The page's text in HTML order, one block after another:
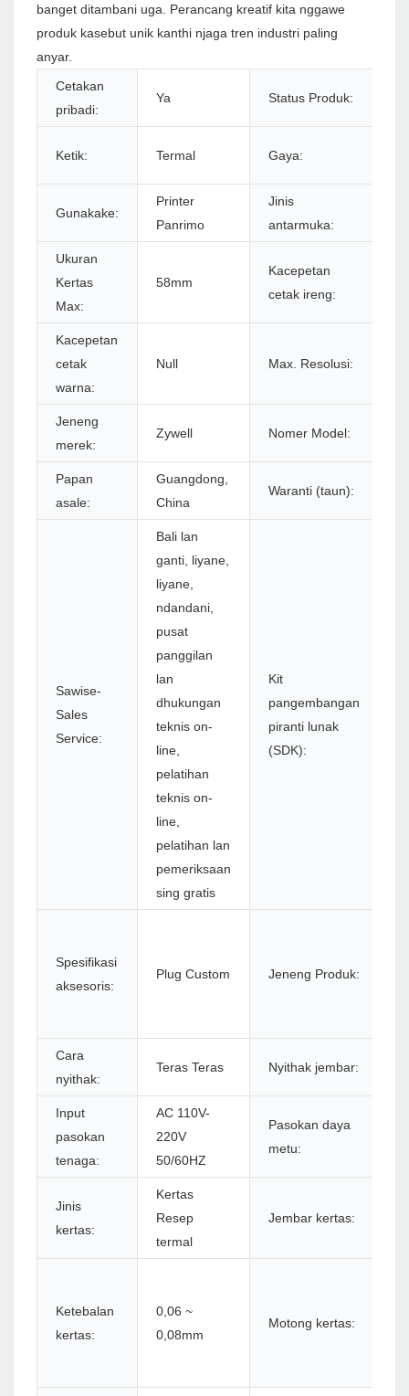
banget ditambani uga. Perancang kreatif kita nggawe
produk kasebut unik kanthi njaga tren industri paling
anyar.
Cetakan
pribadi:
Ya Status Produk:
Ketik: Termal Gaya:
Gunakake:
Printer
Panrimo
Jinis
antarmuka:
Ukuran
Kertas
Max:
58mm
Kacepetan
cetak ireng:
Kacepetan
cetak
warna:
Null Max. Resolusi:
Jeneng
merek:
Zywell Nomer Model:
Papan
asale:
Guangdong,
China
Waranti (taun):
Sawise-
Sales
Service:
Bali lan
ganti, liyane,
liyane,
ndandani,
pusat
panggilan
lan
dhukungan
teknis on-
line,
pelatihan
teknis on-
line,
pelatihan lan
pemeriksaan
sing gratis
Kit
pangembangan
piranti lunak
(SDK):
Spesifikasi
aksesoris:
Plug Custom Jeneng Produk:
Cara
nyithak:
Teras Teras Nyithak jembar:
Input
pasokan
tenaga:
AC 110V-
220V
50/60HZ
Pasokan daya
metu:
Jinis
kertas:
Kertas
Resep
termal
Jembar kertas:
Ketebalan
kertas:
0,06 ~
0,08mm
Motong kertas: